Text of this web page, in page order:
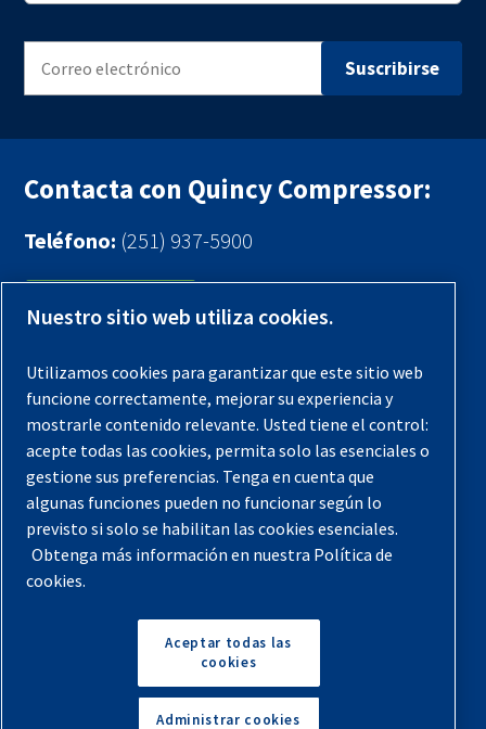
Contacta con Quincy Compressor:
Teléfono: (251) 937-5900
Contáctenos
Registra tu compresor
Aviso legal
Garantías
Política de privacidad
Términos y Condiciones
Mapa del sitio
© 2026 Quincy Compressor. Todos los derechos
Volver arriba
Nuestro sitio web utiliza cookies.
Utilizamos cookies para garantizar que este sitio web
funcione correctamente, mejorar su experiencia y
mostrarle contenido relevante. Usted tiene el control:
acepte todas las cookies, permita solo las esenciales o
gestione sus preferencias. Tenga en cuenta que
algunas funciones pueden no funcionar según lo
previsto si solo se habilitan las cookies esenciales.
Obtenga más información en nuestra Política de
cookies.
Aceptar todas las
cookies
Administrar cookies